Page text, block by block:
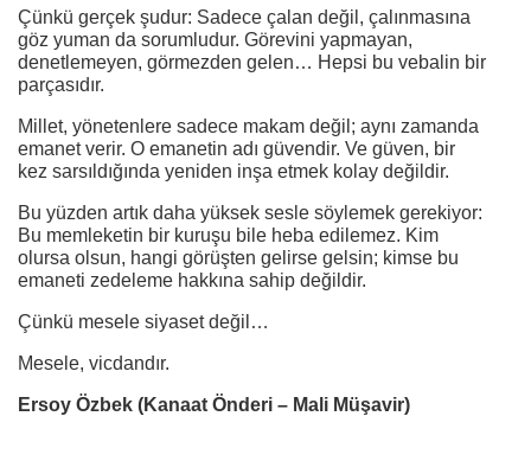
Çünkü gerçek şudur: Sadece çalan değil, çalınmasına
göz yuman da sorumludur. Görevini yapmayan,
denetlemeyen, görmezden gelen… Hepsi bu vebalin bir
parçasıdır.
Millet, yönetenlere sadece makam değil; aynı zamanda
emanet verir. O emanetin adı güvendir. Ve güven, bir
kez sarsıldığında yeniden inşa etmek kolay değildir.
Bu yüzden artık daha yüksek sesle söylemek gerekiyor:
Bu memleketin bir kuruşu bile heba edilemez. Kim
olursa olsun, hangi görüşten gelirse gelsin; kimse bu
emaneti zedeleme hakkına sahip değildir.
Çünkü mesele siyaset değil…
Mesele, vicdandır.
Ersoy Özbek (Kanaat Önderi – Mali Müşavir)